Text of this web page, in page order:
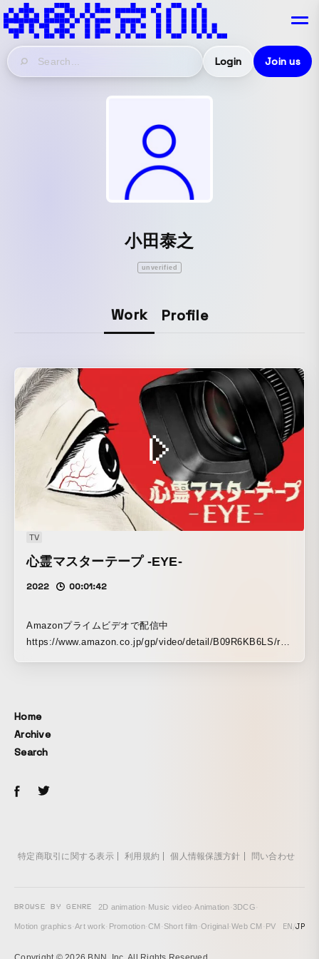
Login Join us
小田泰之
unverified
Work Profile
TV
心霊マスターテープ -EYE-
2022 00:01:42
Amazonプライムビデオで配信中
https://www.amazon.co.jp/gp/video/detail/B09R6KB6LS/ref
演したことで、大きな反響を呼んだ「心霊マスターテープ」
シリーズの外伝的作品。 監督は、異色のホラードキュメンタ
デオなど、ジャンルを問わず幅広く活動中の映像作家・谷口
Home
Archive
Search
特定商取引に関する表示 利用規約 個人情報保護方針 問い合わせ
BROWSE BY GENRE 2D animation· Music video·Animation·3DCG·
Motion graphics·Art work· Promotion·CM · Short film·Original ·Web CM · PV EN/JP